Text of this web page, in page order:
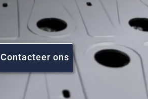
Contacteer ons